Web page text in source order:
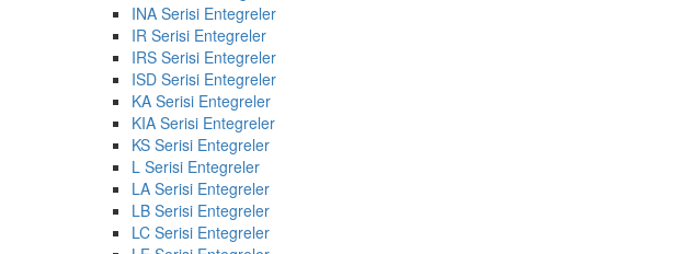
INA Serisi Entegreler
IR Serisi Entegreler
IRS Serisi Entegreler
ISD Serisi Entegreler
KA Serisi Entegreler
KIA Serisi Entegreler
KS Serisi Entegreler
L Serisi Entegreler
LA Serisi Entegreler
LB Serisi Entegreler
LC Serisi Entegreler